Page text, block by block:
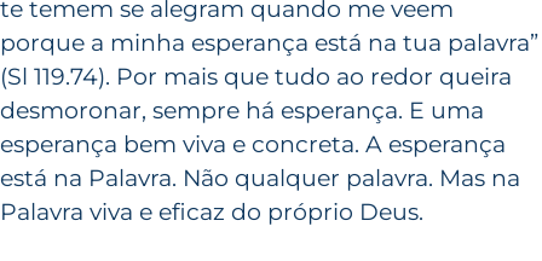
te temem se alegram quando me veem
porque a minha esperança está na tua palavra”
(Sl 119.74). Por mais que tudo ao redor queira
desmoronar, sempre há esperança. E uma
esperança bem viva e concreta. A esperança
está na Palavra. Não qualquer palavra. Mas na
Palavra viva e eficaz do próprio Deus.